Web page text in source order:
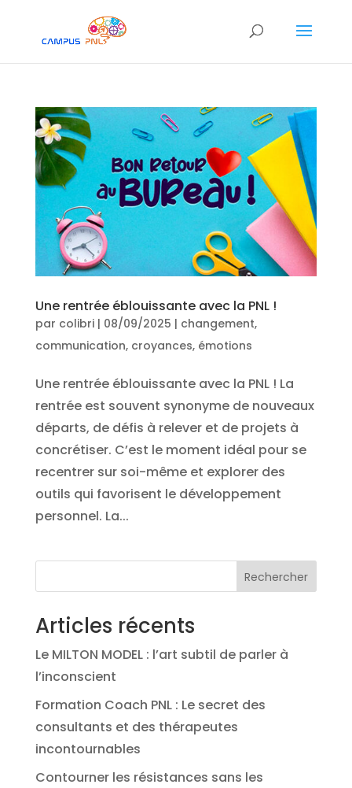
Une rentrée éblouissante avec la PNL !
par colibri| 08/09/2025 | changement,
communication, croyances, émotions
Une rentrée éblouissante avec la PNL ! La
rentrée est souvent synonyme de nouveaux
départs, de défis à relever et de projets à
concrétiser. C’est le moment idéal pour se
recentrer sur soi-même et explorer des
outils qui favorisent le développement
personnel. La...
Rechercher
Articles récents
Le MILTON MODEL : l’art subtil de parler à
l’inconscient
Formation Coach PNL : Le secret des
consultants et des thérapeutes
incontournables
Contourner les résistances sans les